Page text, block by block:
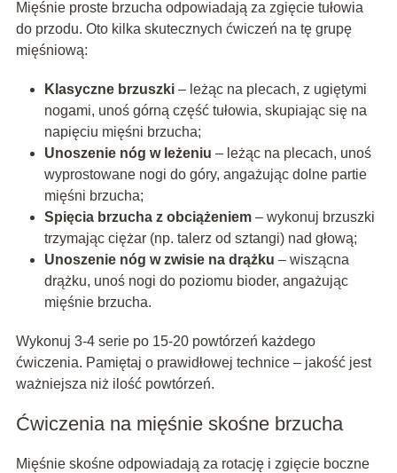
Mięśnie proste brzucha odpowiadają za zgięcie tułowia
do przodu. Oto kilka skutecznych ćwiczeń na tę grupę
mięśniową:
Klasyczne brzuszki– leżąc na plecach, z ugiętymi
nogami, unoś górną część tułowia, skupiając się na
napięciu mięśni brzucha;
Unoszenie nóg w leżeniu – leżąc na plecach, unoś
wyprostowane nogi do góry, angażując dolne partie
mięśni brzucha;
Spięcia brzucha z obciążeniem– wykonuj brzuszki
trzymając ciężar (np. talerz od sztangi) nad głową;
Unoszenie nóg w zwisie na drążku – wiszącna
drążku, unoś nogi do poziomu bioder, angażując
mięśnie brzucha.
Wykonuj 3-4 serie po 15-20 powtórzeń każdego
ćwiczenia. Pamiętaj o prawidłowej technice – jakość jest
ważniejsza niż ilość powtórzeń.
Ćwiczenia na mięśnie skośne brzucha
Mięśnie skośne odpowiadają za rotację i zgięcie boczne